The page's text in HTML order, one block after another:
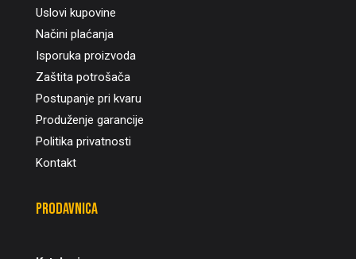
Uslovi kupovine
Načini plaćanja
Isporuka proizvoda
Zaštita potrošača
Postupanje pri kvaru
Produženje garancije
Politika privatnosti
Kontakt
Prodavnica